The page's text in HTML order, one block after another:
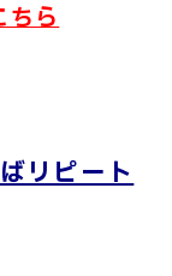
ちら
リピート